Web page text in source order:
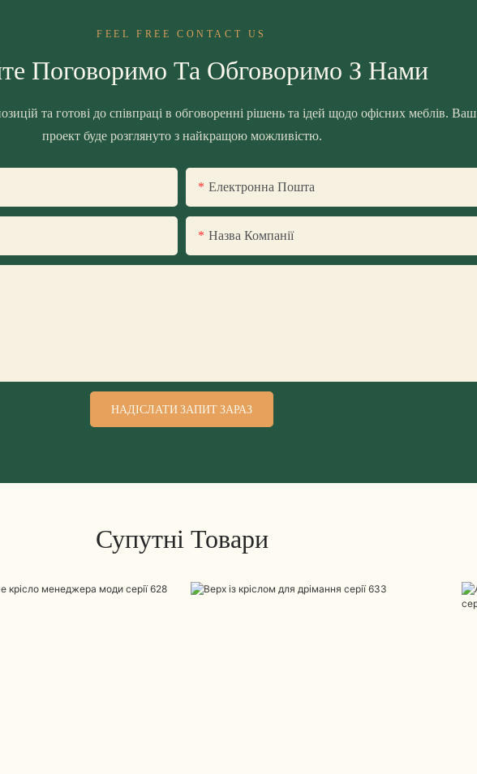
FEEL FREE CONTACT US
Поговоримо Та Обговоримо З Нами
та готові до співпраці в обговоренні рішень та ідей щодо офісних меблів. Ваш
проект буде розглянуто з найкращою можливістю.
Електронна Пошта
Назва Компанії
НАДІСЛАТИ ЗАПИТ ЗАРАЗ
Супутні Товари